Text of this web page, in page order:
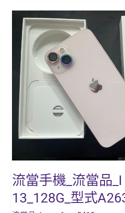
流當手機_流當品_I
13_128G_型式
當
品
PHONE
式
A2633( 粉
紅